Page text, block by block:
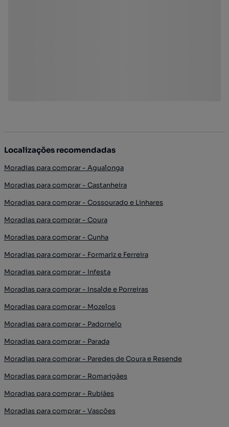
Localizações recomendadas
Moradias para comprar - Agualonga
Moradias para comprar - Castanheira
Moradias para comprar - Cossourado e Linhares
Moradias para comprar - Coura
Moradias para comprar - Cunha
Moradias para comprar - Formariz e Ferreira
Moradias para comprar - Infesta
Moradias para comprar - Insalde e Porreiras
Moradias para comprar - Mozelos
Moradias para comprar - Padornelo
Moradias para comprar - Parada
Moradias para comprar - Paredes de Coura e Resende
Moradias para comprar - Romarigães
Moradias para comprar - Rubiães
Moradias para comprar - Vascões